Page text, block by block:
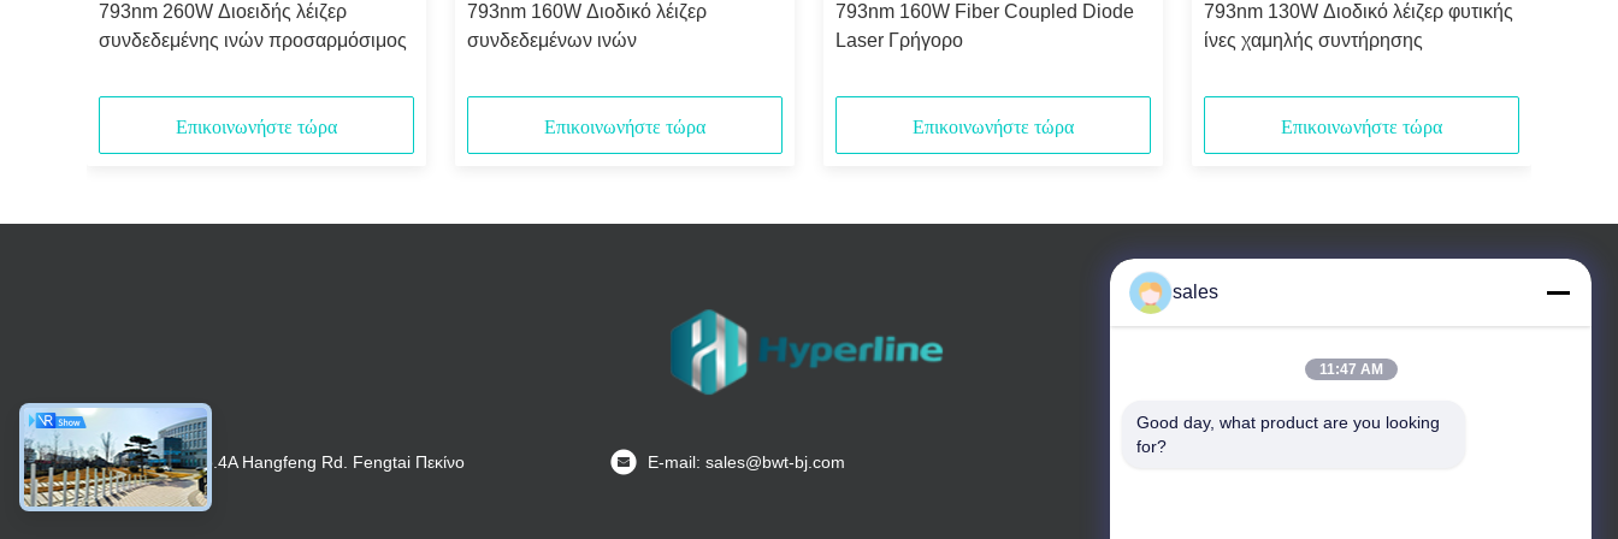
793nm 260W Διοειδής λέιζερ
συνδεδεμένης ινών προσαρμόσιμος
Επικοινωνήστε τώρα
793nm 160W Διοδικό λέιζερ
συνδεδεμένων ινών
Επικοινωνήστε τώρα
793nm 160W Fiber Coupled Diode
Laser Γρήγορο
Επικοινωνήστε τώρα
793nm 130W Διοδικό λέιζερ φυτικής
ίνες χαμηλής συντήρησης
Επικοινωνήστε τώρα
2$ο ΛΦ, No.4A Hangfeng Rd. Fengtai Πεκίνο
100070
Ε-mail: sales@bwt-bj.com
sales
11:47 AM
Good day, what product are you looking
for?